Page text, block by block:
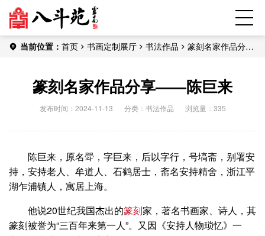
当前位置： 首页 书画定制展厅 书法作品
篆刻名家作品分享
篆刻名家作品分享——陈巨来
发布时间：2024-11-13 分类： 书法作品 浏览量：335
陈巨来，原名斝，字巨来，后以字行，号塙斋，别署安
持，安持老人、牟道人、石鹤居士，斋名安持精舍，浙江平
湖乍浦镇人，寓居上海。
他说20世纪我国杰出的篆刻家，著名书画家、诗人，其
篆刻被誉为“三百年来第一人”。又因《安持人物琐忆》一